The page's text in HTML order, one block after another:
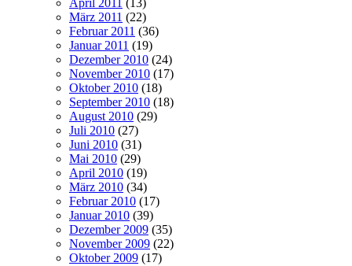
April 2011 (13)
März 2011 (22)
Februar 2011 (36)
Januar 2011 (19)
Dezember 2010 (24)
November 2010 (17)
Oktober 2010 (18)
September 2010 (18)
August 2010 (29)
Juli 2010 (27)
Juni 2010 (31)
Mai 2010 (29)
April 2010 (19)
März 2010 (34)
Februar 2010 (17)
Januar 2010 (39)
Dezember 2009 (35)
November 2009 (22)
Oktober 2009 (17)